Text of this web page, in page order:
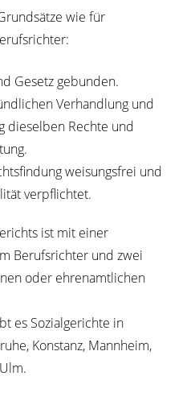
wie für
Gesetz gebunden.
Verhandlung und
dieselben Rechte und
weisungsfrei und
verpflichtet.
ist mit einer
Berufsrichter und zwei
oder ehrenamtlichen
es Sozialgerichte in
Konstanz, Mannheim,